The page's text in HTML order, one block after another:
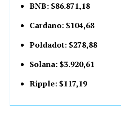
BNB: $86.871,18
Cardano: $104,68
Poldadot: $278,88
Solana: $3.920,61
Ripple: $117,19